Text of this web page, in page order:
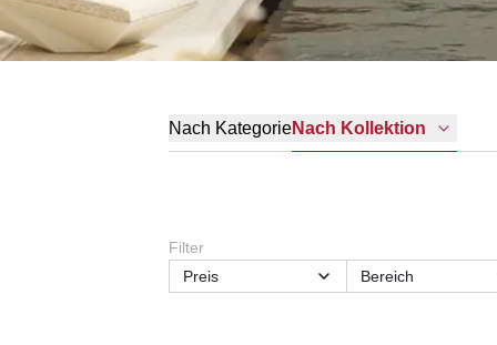
Nach KategorieNach Kollektion
Filter
Preis
Bereich